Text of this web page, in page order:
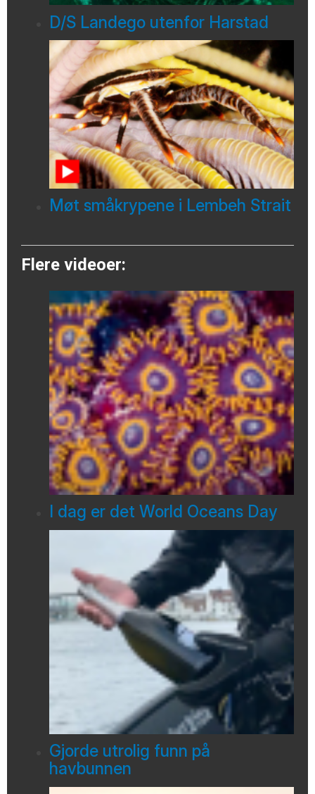
D/S Landego utenfor Harstad
Møt småkrypene i Lembeh Strait
Flere videoer:
I dag er det World Oceans Day
Gjorde utrolig funn på
havbunnen